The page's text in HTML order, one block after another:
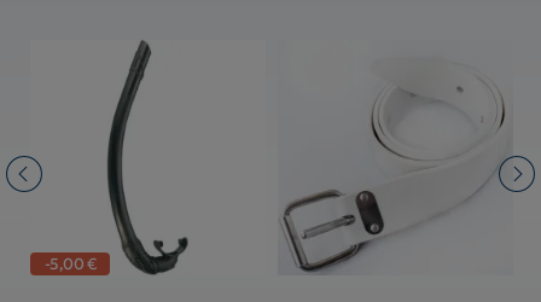
-5,00 €